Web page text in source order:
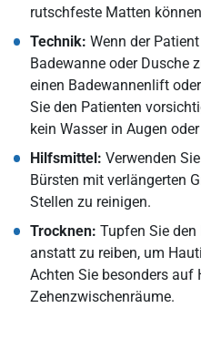
rutschfeste Matten
Technik: Wenn der
Badewanne oder Dusche
einen Badewannenlift
Sie den Patienten
kein Wasser in Augen
Hilfsmittel: Verwenden
Bürsten mit verlängerten
Stellen zu reinigen.
Trocknen: Tupfen Sie
anstatt zu reiben, um
Achten Sie besonders auf
Zehenzwischenräume.